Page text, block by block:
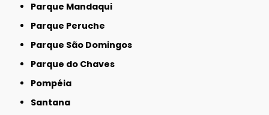
Parque Mandaqui
Parque Peruche
Parque São Domingos
Parque do Chaves
Pompéia
Santana